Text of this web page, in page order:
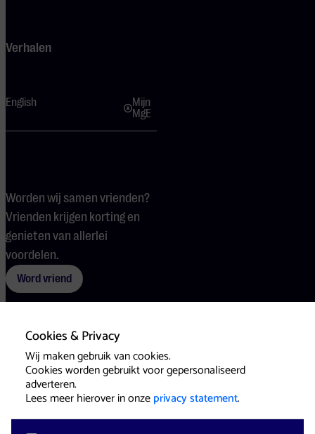
Cookies & Privacy
Wij maken gebruik van cookies.
Cookies worden gebruikt voor gepersonaliseerd
adverteren.
Lees meer hierover in onzeprivacy statement.
Verhalen
English
Mijn
MgE
Worden wij samen vrienden?
Vrienden krijgen korting en
genieten van allerlei
voordelen.
Word vriend
Voorwaarden CookiesPers